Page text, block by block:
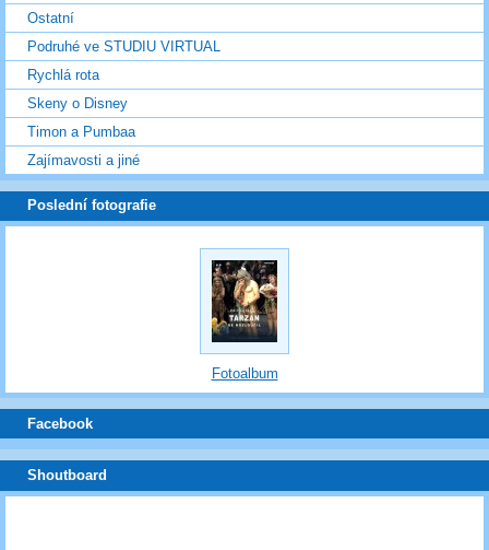
Ostatní
Podruhé ve STUDIU VIRTUAL
Rychlá rota
Skeny o Disney
Timon a Pumbaa
Zajímavosti a jiné
Poslední fotografie
Fotoalbum
Facebook
Shoutboard